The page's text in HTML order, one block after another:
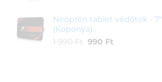
1
790 Ft.
990 Ft.
Neoprén tablet védőtok - 7"
(Koponya)
1 990 Ft Original
990 FtCurrent